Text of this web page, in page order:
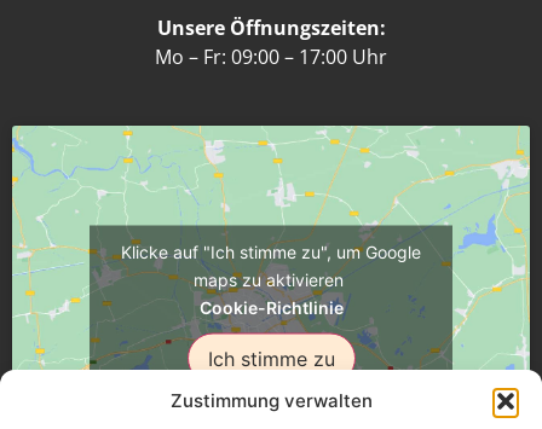
Zustimmung verwalten
Unsere Öffnungszeiten:
Mo – Fr: 09:00 – 17:00 Uhr
Klicke auf "Ich stimme zu", um Google
maps zu aktivieren
Cookie-Richtlinie
Ich stimme zu